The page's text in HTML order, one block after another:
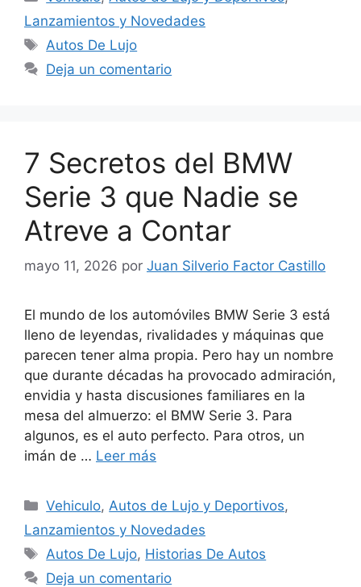
Lanzamientos y Novedades
Etiquetas
Autos De Lujo
Deja un comentario
7 Secretos del BMW
Serie 3 que Nadie se
Atreve a Contar
mayo 11, 2026 por Juan Silverio Factor Castillo
El mundo de los automóviles BMW Serie 3 está
lleno de leyendas, rivalidades y máquinas que
parecen tener alma propia. Pero hay un nombre
que durante décadas ha provocado admiración,
envidia y hasta discusiones familiares en la
mesa del almuerzo: el BMW Serie 3. Para
algunos, es el auto perfecto. Para otros, un
imán de … Leer más
Categorías
Vehiculo,Autos de Lujo y Deportivos,
Lanzamientos y Novedades
Etiquetas
Autos De Lujo, Historias De Autos
Deja un comentario